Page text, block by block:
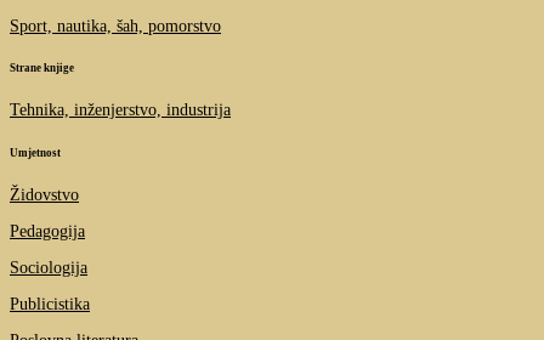
Sport, nautika, šah, pomorstvo
Strane knjige
Tehnika, inženjerstvo, industrija
Umjetnost
Židovstvo
Pedagogija
Sociologija
Publicistika